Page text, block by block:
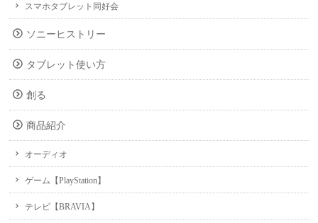
スマホタブレット同好会
ソニーヒストリー
タブレット使い方
創る
商品紹介
オーディオ
ゲーム【PlayStation】
テレビ【BRAVIA】